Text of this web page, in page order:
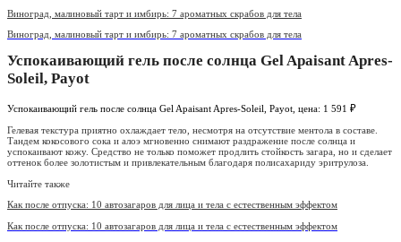
Виноград, малиновый тарт и имбирь: 7 ароматных скрабов для тела
Виноград, малиновый тарт и имбирь: 7 ароматных скрабов для тела
Успокаивающий гель после солнца Gel Apaisant Apres-
Soleil, Payot
Успокаивающий гель после солнца Gel Apaisant Apres-Soleil, Payot, цена: 1 591 ₽
Гелевая текстура приятно охлаждает тело, несмотря на отсутствие ментола в составе.
Тандем кокосового сока и алоэ мгновенно снимают раздражение после солнца и
успокаивают кожу. Средство не только поможет продлить стойкость загара, но и сделает
оттенок более золотистым и привлекательным благодаря полисахариду эритрулоза.
Читайте также
Как после отпуска: 10 автозагаров для лица и тела с естественным эффектом
Как после отпуска: 10 автозагаров для лица и тела с естественным эффектом